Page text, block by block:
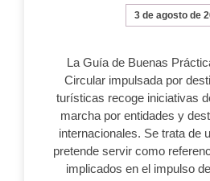
3 de agosto de
La Guía de Buenas
Circular impulsada por
turísticas recoge iniciativas
marcha por entidades y
internacionales. Se trata de
pretende servir como
implicados en el impulso